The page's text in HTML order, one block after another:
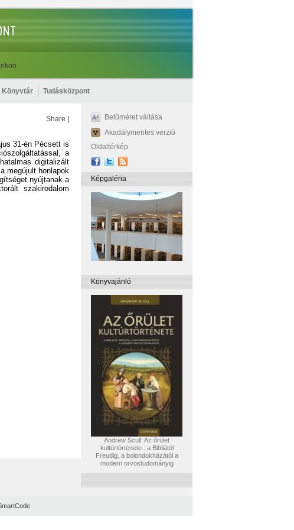
Könyvtár Tudásközpont
Share
31-én Pécsett is
a
digitalizált
megújult honlapok
nyújtanak a
szakirodalom
Betűméret váltása
Akadálymentes verzió
Oldaltérkép
Képgaléria
Könyvajánló
Andrew Scull: Az őrület
kultúrtörténete : a Bibliától
Freudig, a bolondokházától a
modern orvostudományig